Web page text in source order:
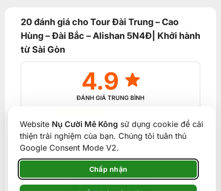
Website Nụ Cười Mê Kông sử dụng cookie để cải
thiện trải nghiệm của bạn. Chúng tôi tuân thủ
Google Consent Mode V2.
Chấp nhận
20 đánh giá choTour Đài Trung – Cao
Hùng – Đài Bắc – Alishan 5N4Đ| Khởi hành
từ Sài Gòn
4.9
ĐÁNH GIÁ TRUNG BÌNH
4
15%| 3 đánh giá
3
0%| 0 đánh giá
2
0%